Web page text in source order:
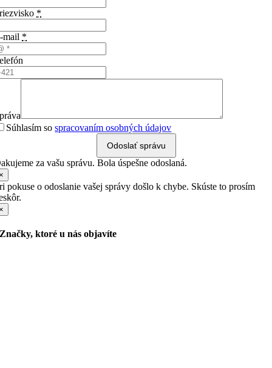
*
mail *
Súhlasím sospracovaním osobných údajov
Odoslať správu
za vašu správu. Bola úspešne odoslaná.
pokuse o odoslanie vašej správy došlo k chybe. Skúste to prosím
Značky, ktoré u nás objavíte